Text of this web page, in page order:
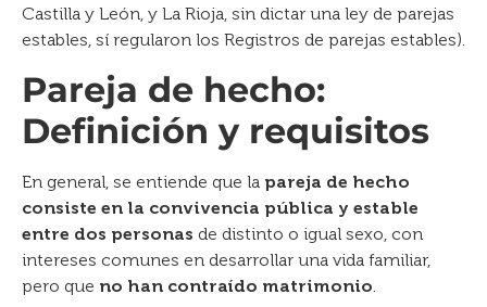
Castilla y León, y La Rioja, sin dictar una ley de parejas
estables, sí regularon los Registros de parejas estables).
Pareja de hecho:
Definición y requisitos
En general, se entiende que la pareja de hecho
consiste en la convivencia pública y estable
entre dos personas de distinto o igual sexo, con
intereses comunes en desarrollar una vida familiar,
pero que no han contraído matrimonio